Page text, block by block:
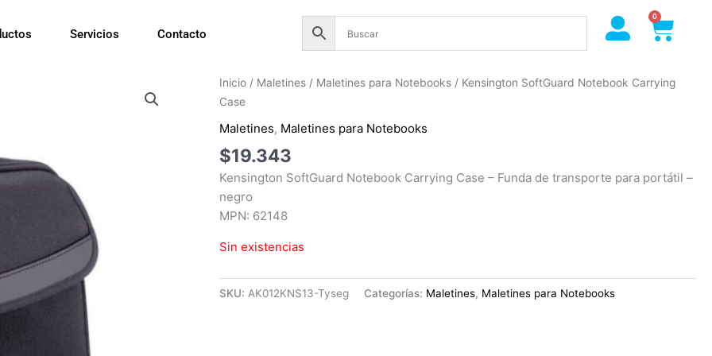
Servicios Contacto
0
Cart
Inicio / Maletines / Maletines para Notebooks / Kensington SoftGuard Notebook Carrying
Case
Maletines, Maletines para Notebooks
$19.343
Kensington SoftGuard Notebook Carrying Case – Funda de transporte para portátil –
negro
MPN: 62148
Sin existencias
SKU:AK012KNS13-Tyseg Categorías: Maletines, Maletines para Notebooks